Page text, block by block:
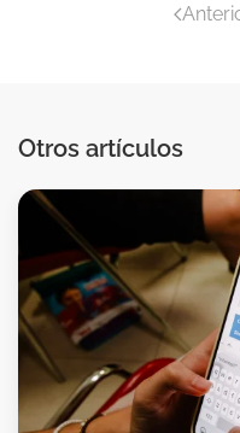
Otros artículos